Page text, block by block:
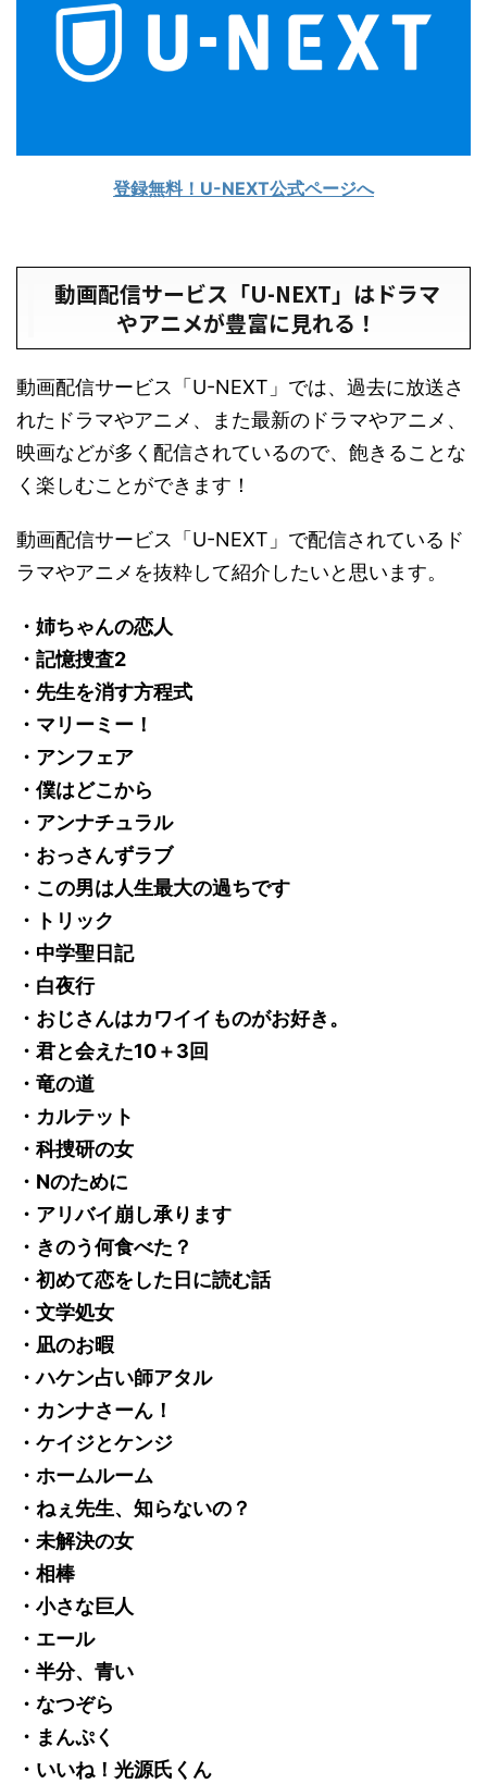
登録無料！U-NEXT公式ページへ
動画配信サービス「U-NEXT」はドラマ
やアニメが豊富に見れる！
動画配信サービス「U-NEXT」では、過去に放送さ
れたドラマやアニメ、また最新のドラマやアニメ、
映画などが多く配信されているので、飽きることな
く楽しむことができます！
動画配信サービス「U-NEXT」で配信されているド
ラマやアニメを抜粋して紹介したいと思います。
・姉ちゃんの恋人
・記憶捜査2
・先生を消す方程式
・マリーミー！
・アンフェア
・僕はどこから
・アンナチュラル
・おっさんずラブ
・この男は人生最大の過ちです
・トリック
・中学聖日記
・白夜行
・おじさんはカワイイものがお好き。
・君と会えた10＋3回
・竜の道
・カルテット
・科捜研の女
・Nのために
・アリバイ崩し承ります
・きのう何食べた？
・初めて恋をした日に読む話
・文学処女
・凪のお暇
・ハケン占い師アタル
・カンナさーん！
・ケイジとケンジ
・ホームルーム
・ねぇ先生、知らないの？
・未解決の女
・相棒
・小さな巨人
・エール
・半分、青い
・なつぞら
・まんぷく
・いいね！光源氏くん